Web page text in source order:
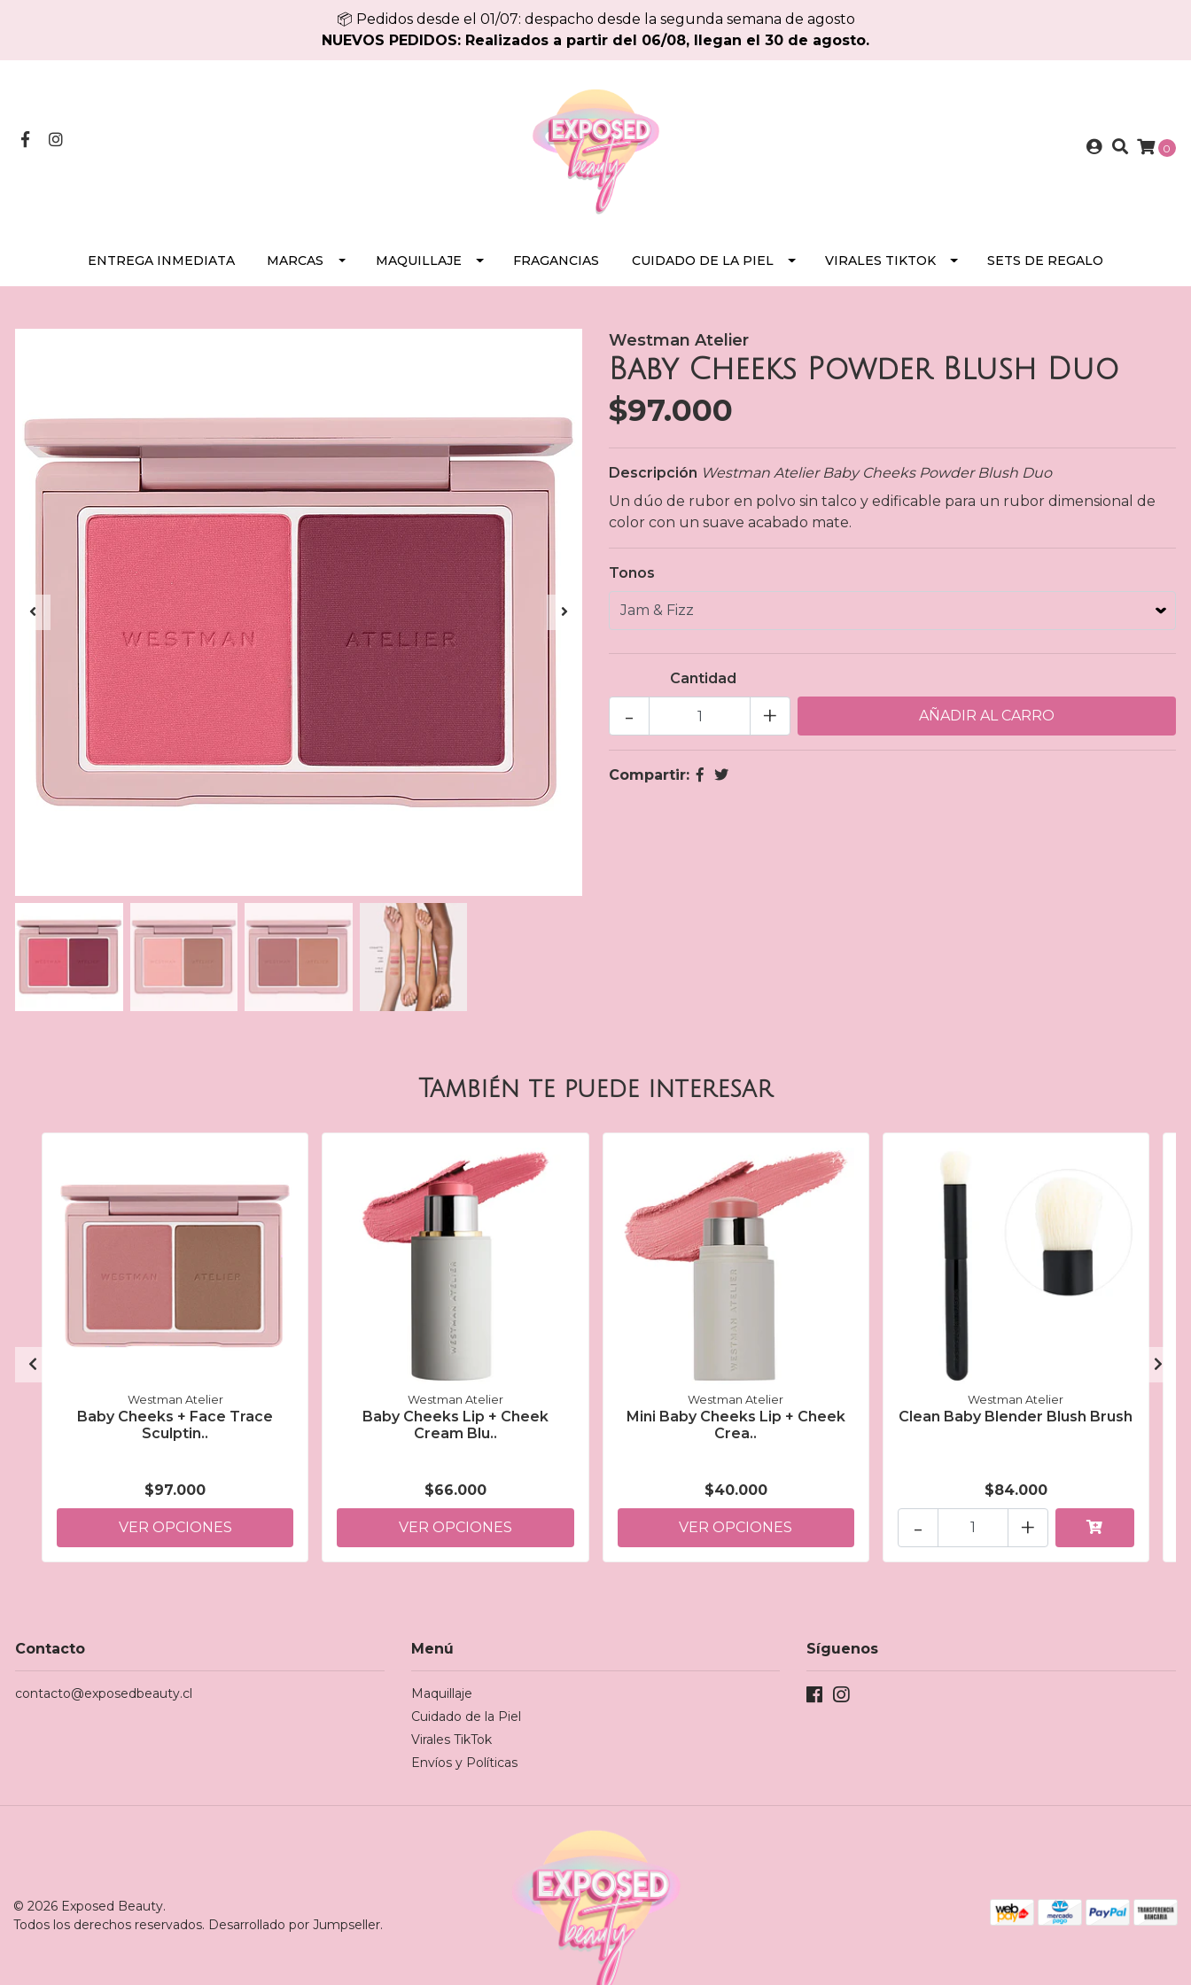
📦 Pedidos desde el 01/07: despacho desde la segunda semana de agosto
NUEVOS PEDIDOS: Realizados a partir del 06/08, llegan el 30 de agosto.
0
ENTREGA INMEDIATA MARCAS MAQUILLAJE FRAGANCIAS CUIDADO DE LA PIEL VIRALES TIKTOK SETS DE REGALO
Westman Atelier
Baby Cheeks Powder Blush Duo
$97.000
Descripción Westman Atelier Baby Cheeks Powder Blush Duo
Un dúo de rubor en polvo sin talco y edificable para un rubor dimensional de
color con un suave acabado mate.
Tonos
Cantidad
+
-
Compartir:
También te puede interesar
Westman Atelier
Baby Cheeks + Face Trace
Sculptin..
$97.000
VER OPCIONES
Westman Atelier
Baby Cheeks Lip + Cheek
Cream Blu..
$66.000
VER OPCIONES
Westman Atelier
Mini Baby Cheeks Lip + Cheek
Crea..
$40.000
VER OPCIONES
Westman Atelier
Clean Baby Blender Blush Brush
$84.000
+
-
Contacto
contacto@exposedbeauty.cl
Menú
Maquillaje
Cuidado de la Piel
Virales TikTok
Envíos y Políticas
Síguenos
© 2026 Exposed Beauty.
Todos los derechos reservados. Desarrollado por Jumpseller.